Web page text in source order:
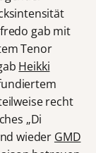
gab mit
Tenor
Heikki
recht
„Di
wieder GMD